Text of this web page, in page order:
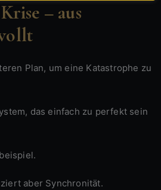
– aus
aber Synchronität.